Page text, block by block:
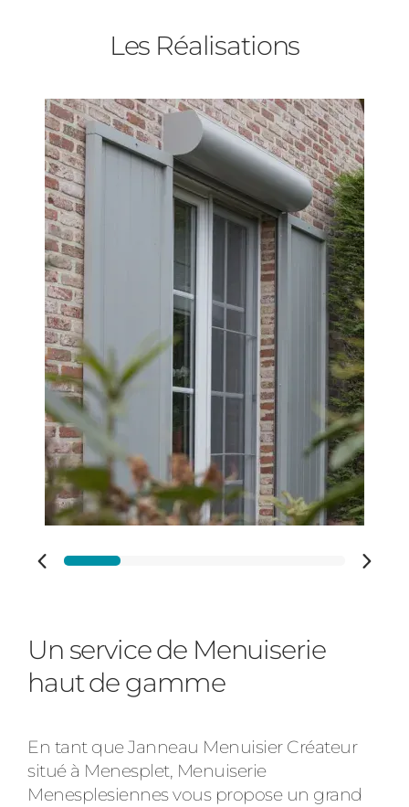
Volets Roulants
Pergolas
Carports
Cloture
Portail
Précédent Suivant
Type de logement
Pavillon
Appartement
Autre
Vos disponibilités
Adresse des travaux
Ville des travaux
Les Réalisations
Un service de Menuiserie
haut de gamme
En tant que Janneau Menuisier Créateur
situé à Menesplet, Menuiserie
Menesplesiennes vous propose un grand